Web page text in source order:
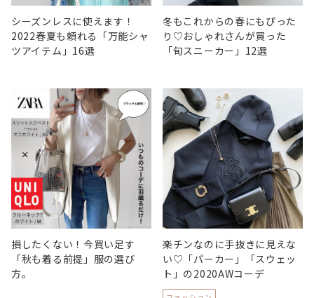
シーズンレスに使えます！
2022春夏も頼れる「万能シャ
ツアイテム」16選
冬もこれからの春にもぴった
り♡おしゃれさんが買った
「旬スニーカー」12選
損したくない！今買い足す
「秋も着る前提」服の選び
方。
楽チンなのに手抜きに見えな
い♡「パーカー」「スウェッ
ト」の2020AWコーデ